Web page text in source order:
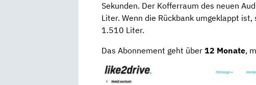
Sekunden. Der Kofferraum des neuen
Liter. Wenn die Rückbank umgeklappt
1.510 Liter.
Das Abonnement geht über 12 Monate,